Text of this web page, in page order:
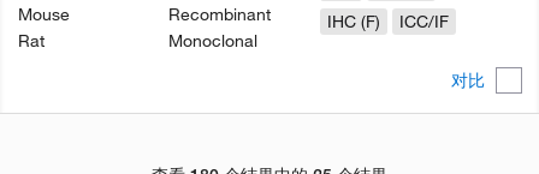
对比
Mouse
Rat
Recombinant
Monoclonal
IHC (F)
ICC/IF